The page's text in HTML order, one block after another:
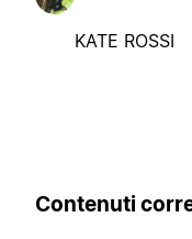
KATE ROSSI
Contenuti